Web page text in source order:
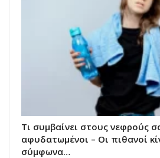
Τι συμβαίνει στους νεφρούς
αφυδατωμένοι – Οι πιθανοί
σύμφωνα…